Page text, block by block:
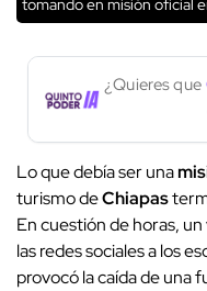
tomando en misión oficial
¿Quieres que
Lo que debía ser una
turismo deChiapas
En cuestión de horas,
las redes sociales a los
provocó la caída de una